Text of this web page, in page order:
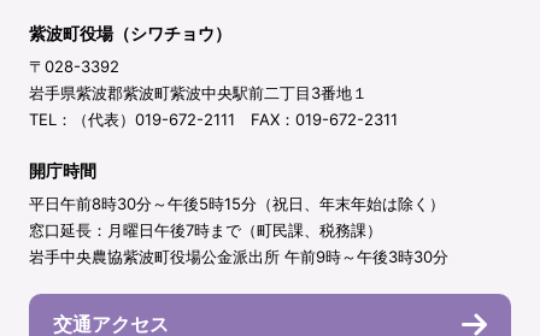
紫波町役場（シワチョウ）
〒028-3392
岩手県紫波郡紫波町紫波中央駅前二丁目3番地１
TEL：（代表）019-672-2111 FAX：019-672-2311
開庁時間
平日午前8時30分～午後5時15分（祝日、年末年始は除く）
窓口延長：月曜日午後7時まで（町民課、税務課）
岩手中央農協紫波町役場公金派出所 午前9時～午後3時30分
交通アクセス